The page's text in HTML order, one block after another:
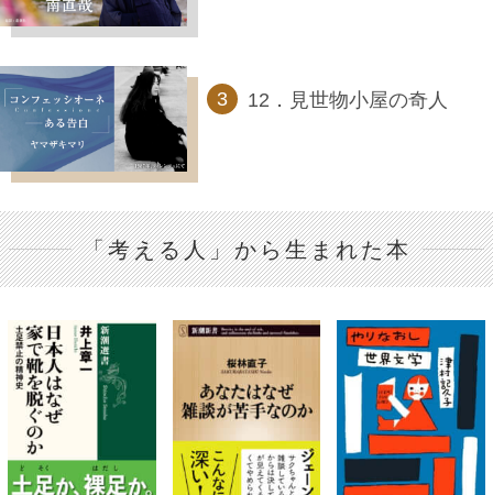
12．見世物小屋の奇人
「考える人」から生まれた本